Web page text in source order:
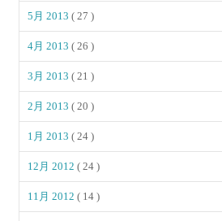
5月 2013( 27 )
4月 2013( 26 )
3月 2013( 21 )
2月 2013( 20 )
1月 2013( 24 )
12月 2012( 24 )
11月 2012( 14 )